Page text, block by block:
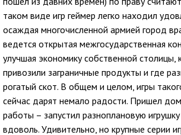
таком виде игр геймер легко находил
осаждая многочисленной армией город
ведется открытая межгосударственная
улучшая экономику собственной столицы,
привозили заграничные продукты и где
рогатый скот. В общем и целом, игры
сейчас дарят немало радости. Пришел
работы – запустил разноплановую
вдоволь. Удивительно, но крупные серии